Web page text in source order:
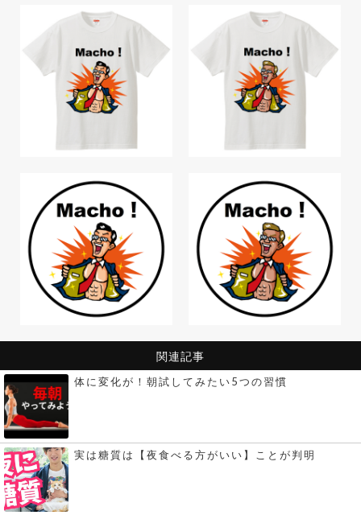
関連記事
体に変化が！朝試してみたい5つの習慣
実は糖質は【夜食べる方がいい】ことが判明